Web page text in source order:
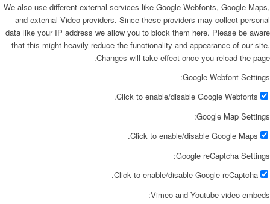
We also use different external services like Google Webfonts, Google Maps,
and external Video providers. Since these providers may collect personal
data like your IP address we allow you to block them here. Please be aware
that this might heavily reduce the functionality and appearance of our site.
Changes will take effect once you reload the page.
Google Webfont Settings:
Click to enable/disable Google Webfonts.
Google Map Settings:
Click to enable/disable Google Maps.
Google reCaptcha Settings:
Click to enable/disable Google reCaptcha.
Vimeo and Youtube video embeds: